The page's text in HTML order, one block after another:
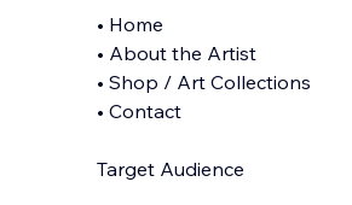
• Home
• About the Artist
• Shop / Art Collections
• Contact
Target Audience